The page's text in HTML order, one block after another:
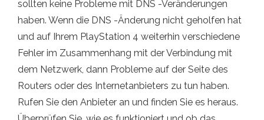
sollten keine Probleme mit DNS -Veränderungen
haben. Wenn die DNS -Änderung nicht geholfen hat
und auf Ihrem PlayStation 4 weiterhin verschiedene
Fehler im Zusammenhang mit der Verbindung mit
dem Netzwerk, dann Probleme auf der Seite des
Routers oder des Internetanbieters zu tun haben.
Rufen Sie den Anbieter an und finden Sie es heraus.